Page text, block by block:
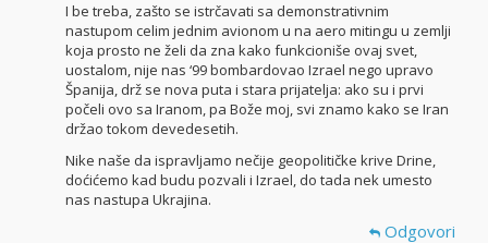
I be treba, zašto se istrčavati sa demonstrativnim
nastupom celim jednim avionom u na aero mitingu u zemlji
koja prosto ne želi da zna kako funkcioniše ovaj svet,
uostalom, nije nas ‘99 bombardovao Izrael nego upravo
Španija, drž se nova puta i stara prijatelja: ako su i prvi
počeli ovo sa Iranom, pa Bože moj, svi znamo kako se Iran
držao tokom devedesetih.
Nike naše da ispravljamo nečije geopolitičke krive Drine,
doćićemo kad budu pozvali i Izrael, do tada nek umesto
nas nastupa Ukrajina.
Odgovori